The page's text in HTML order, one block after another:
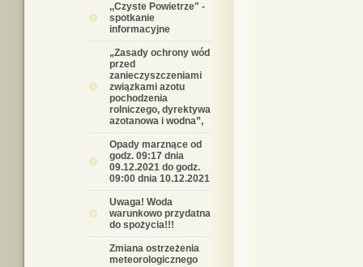
,,Czyste Powietrze" -
spotkanie
informacyjne
„Zasady ochrony wód
przed
zanieczyszczeniami
związkami azotu
pochodzenia
rolniczego, dyrektywa
azotanowa i wodna”,
Opady marznące od
godz. 09:17 dnia
09.12.2021 do godz.
09:00 dnia 10.12.2021
Uwaga! Woda
warunkowo przydatna
do spożycia!!!
Zmiana ostrzeżenia
meteorologicznego